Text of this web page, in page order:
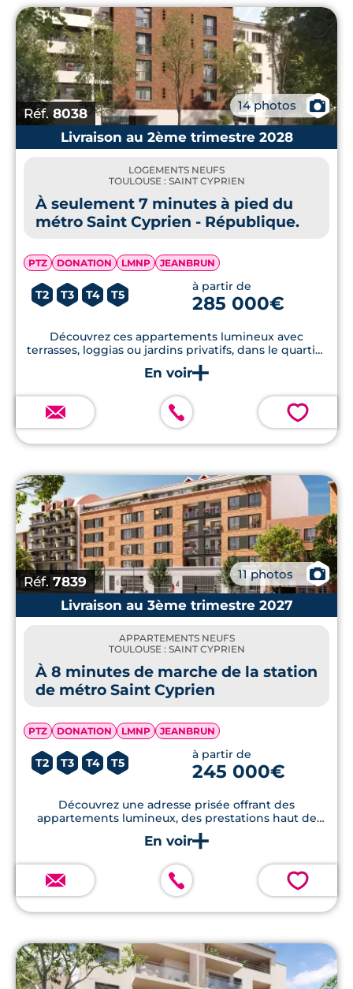
Réf.8038 14 photos
📷
Livraison au 2ème trimestre 2028
LOGEMENTS NEUFS
TOULOUSE : SAINT CYPRIEN
À seulement 7 minutes à pied du
métro Saint Cyprien - République.
PTZ DONATION LMNP JEANBRUN
T2 T3 T4 T5
à partir de
285 000€
Découvrez ces appartements lumineux avec
terrasses, loggias ou jardins privatifs, dans le quartier
prisé de Saint‑Cyprien
💗
Réf.7839 11 photos
📷
Livraison au 3ème trimestre 2027
APPARTEMENTS NEUFS
TOULOUSE : SAINT CYPRIEN
À 8 minutes de marche de la station
de métro Saint Cyprien
PTZ DONATION LMNP JEANBRUN
T2 T3 T4 T5
à partir de
245 000€
Découvrez une adresse prisée offrant des
appartements lumineux, des prestations haut de
gamme, des terrasses en bois et une efficacité
énergétique remarquable à deux pas du tram ET du
💗